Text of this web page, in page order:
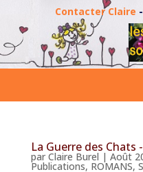
Contacter Claire -
La Guerre des
par Claire Burel | Août
Publications, ROMANS,